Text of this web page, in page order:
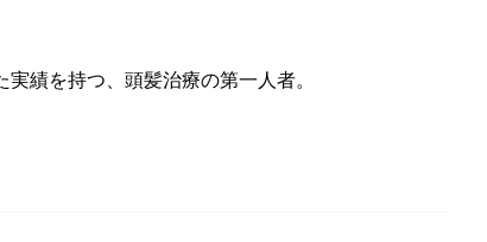
績を持つ、頭髪治療の第一人者。